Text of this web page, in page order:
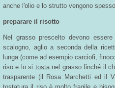
anche l'olio e lo strutto vengono
preparare il risotto
Nel grasso prescelto devono
scalogno, aglio a seconda della
lunga (come ad esempio carciofi,
riso e lo si tostanel grasso finché il
trasparente (il Rosa Marchetti ed il